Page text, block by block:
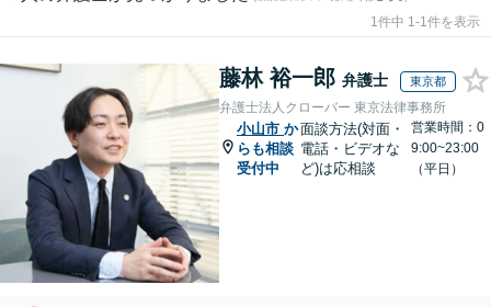
1件中 1-1件を表示
藤林 裕一郎 弁護士 東京都
弁護士法人クローバー 東京法律事務所
小山市 か
らも相談
受付中
面談方法(対面・
電話・ビデオな
ど)は応相談
営業時間：0
9:00~23:00
（平日）